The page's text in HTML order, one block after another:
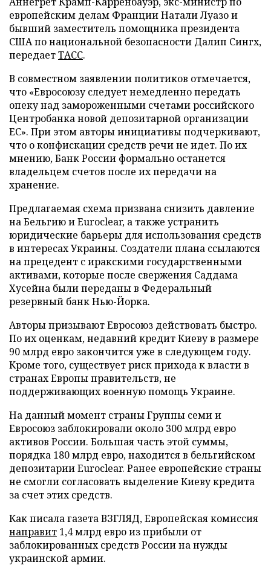
европейским делам Франции Натали Луазо и
бывший заместитель помощника президента
США по национальной безопасности Далип Сингх,
передаетТАСС.
В совместном заявлении политиков отмечается,
что «Евросоюзу следует немедленно передать
опеку над замороженными счетами российского
Центробанка новой депозитарной организации
ЕС». При этом авторы инициативы подчеркивают,
что о конфискации средств речи не идет. По их
мнению, Банк России формально останется
владельцем счетов после их передачи на
хранение.
Предлагаемая схема призвана снизить давление
на Бельгию и Euroclear, а также устранить
юридические барьеры для использования средств
в интересах Украины. Создатели плана ссылаются
на прецедент с иракскими государственными
активами, которые после свержения Саддама
Хусейна были переданы в Федеральный
резервный банк Нью-Йорка.
Авторы призывают Евросоюз действовать быстро.
По их оценкам, недавний кредит Киеву в размере
90 млрд евро закончится уже в следующем году.
Кроме того, существует риск прихода к власти в
странах Европы правительств, не
поддерживающих военную помощь Украине.
На данный момент страны Группы семи и
Евросоюз заблокировали около 300 млрд евро
активов России. Большая часть этой суммы,
порядка 180 млрд евро, находится в бельгийском
депозитарии Euroclear. Ранее европейские страны
не смогли согласовать выделение Киеву кредита
за счет этих средств.
Как писала газета ВЗГЛЯД, Европейская комиссия
направит 1,4 млрд евро из прибыли от
заблокированных средств России на нужды
украинской армии.